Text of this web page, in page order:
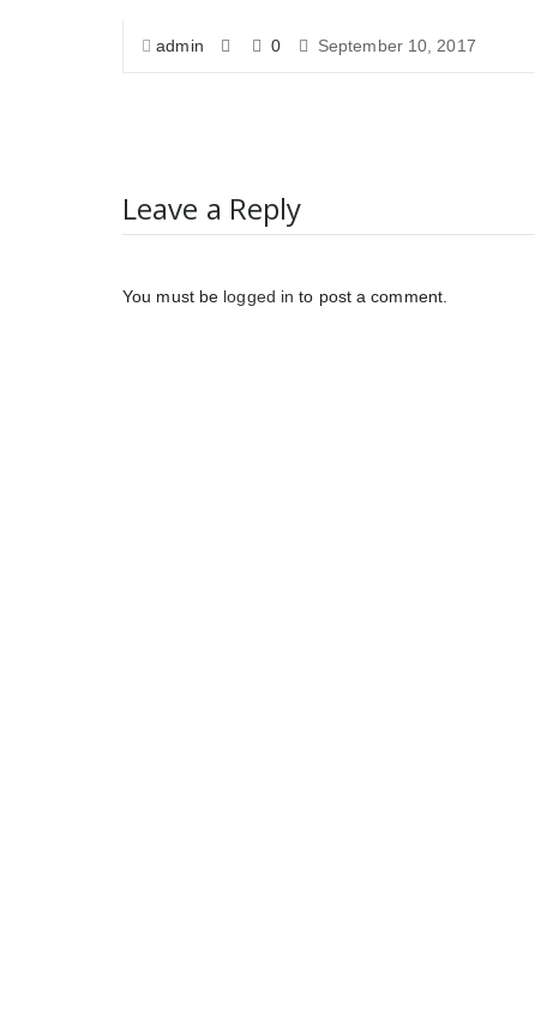
admin 0 September 10, 2017
Leave a Reply
You must be logged in to post a comment.